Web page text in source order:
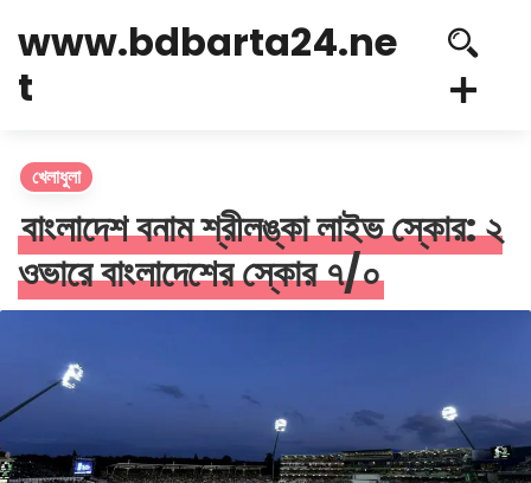
www.bdbarta24.ne
t
খেলাধুলা
বাংলাদেশ বনাম শ্রীলঙ্কা লাইভ স্কোর: ২
ওভারে বাংলাদেশের স্কোর ৭/০